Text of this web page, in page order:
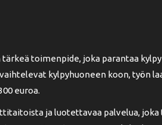
toimenpide, joka parantaa
kylpyhuoneen koon, työn
euroa.
ja luotettavaa palvelua,